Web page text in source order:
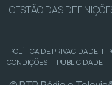
GESTÃO DAS
POLÍTICA DE PRIVACIDADE |
CONDIÇÕES | PUBLICIDADE